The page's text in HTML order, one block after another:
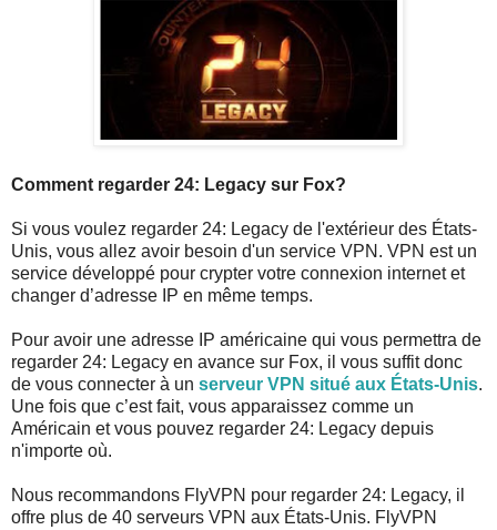
Comment regarder 24: Legacy sur Fox?
Si vous voulez regarder 24: Legacy de l'extérieur des États-
Unis, vous allez avoir besoin d'un service VPN. VPN est un
service développé pour crypter votre connexion internet et
changer d’adresse IP en même temps.
Pour avoir une adresse IP américaine qui vous permettra de
regarder 24: Legacy en avance sur Fox, il vous suffit donc
de vous connecter à un serveur VPN situé aux États-Unis.
Une fois que c’est fait, vous apparaissez comme un
Américain et vous pouvez regarder 24: Legacy depuis
n'importe où.
Nous recommandons FlyVPN pour regarder 24: Legacy, il
offre plus de 40 serveurs VPN aux États-Unis. FlyVPN